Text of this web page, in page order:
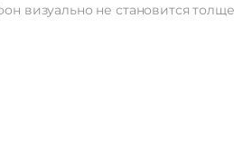
визуально не становится